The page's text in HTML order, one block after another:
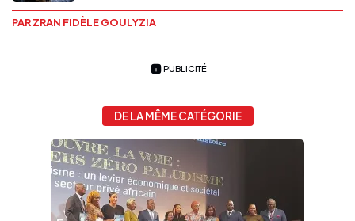
PAR ZRAN FIDÈLE GOULYZIA
PUBLICITÉ
DE LA MÊME CATÉGORIE